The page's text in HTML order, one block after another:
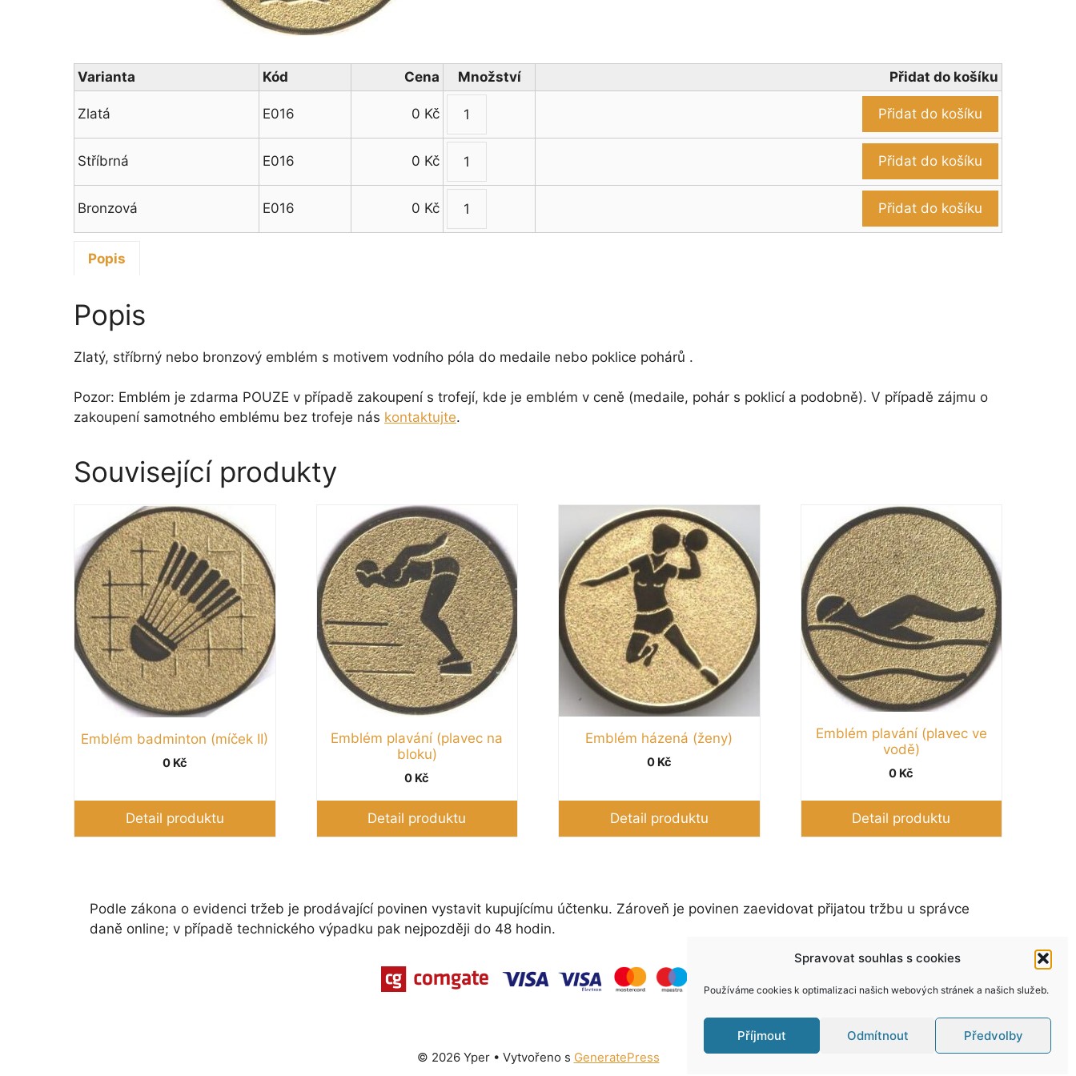
Spravovat souhlas s cookies
Používáme cookies k optimalizaci našich webových stránek a našich služeb.
Příjmout Odmítnout Předvolby
Varianta Kód Cena Množství Přidat do košíku
Zlatá E016 0 Kč
Emblém
vodní
pólo
množství
Přidat do košíku
Stříbrná E016 0 Kč
Emblém
vodní
pólo
množství
Přidat do košíku
Bronzová E016 0 Kč
Emblém
vodní
Přidat do košíku
Popis
Popis
Zlatý, stříbrný nebo bronzový emblém s motivem vodního póla do medaile nebo poklice pohárů .
Pozor: Emblém je zdarma POUZE v případě zakoupení s trofejí, kde je emblém v ceně (medaile, pohár s poklicí a podobně). V případě zájmu o
zakoupení samotného emblému bez trofeje nás kontaktujte.
Související produkty
Emblém badminton (míček II)
0 Kč
Detail produktu
produkt
má
více
variant.
Možnosti
lze
vybrat
na
stránce
produktu
Emblém plavání (plavec na
bloku)
0 Kč
Detail produktu
produkt
má
více
variant.
Možnosti
lze
vybrat
na
stránce
Emblém házená (ženy)
0 Kč
Detail produktu
produkt
má
více
variant.
Možnosti
lze
vybrat
na
stránce
produktu
Emblém plavání (plavec ve
vodě)
0 Kč
Detail produktu
produkt
má
více
variant.
Možnosti
lze
vybrat
na
stránce
Podle zákona o evidenci tržeb je prodávající povinen vystavit kupujícímu účtenku. Zároveň je povinen zaevidovat přijatou tržbu u správce
daně online; v případě technického výpadku pak nejpozději do 48 hodin.
© 2026 Yper• Vytvořeno s GeneratePress